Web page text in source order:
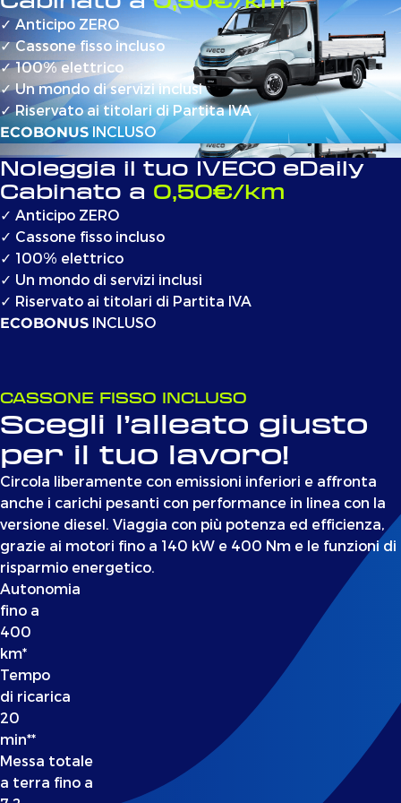
✓ Anticipo ZERO
✓Cassone fisso incluso
✓100% elettrico
✓Un mondo di servizi inclusi
✓Riservato ai titolari di Partita IVA
ECOBONUSINCLUSO
Noleggia il tuo IVECO eDaily
Cabinato a 0,50€/km
✓ Anticipo ZERO
✓ Cassone fisso incluso
✓ 100% elettrico
✓ Un mondo di servizi inclusi
✓ Riservato ai titolari di Partita IVA
ECOBONUS INCLUSO
CASSONE FISSO INCLUSO
Scegli l’alleato giusto
per il tuo lavoro!
Circola liberamente con emissioni inferiori e affronta
anche i carichi pesanti con performance in linea con la
versione diesel. Viaggia con più potenza ed efficienza,
grazie ai motori fino a 140 kW e 400 Nm e le funzioni di
risparmio energetico.
Autonomia
fino a
400
km*
Tempo
di ricarica
20
min**
Messa totale
a terra fino a